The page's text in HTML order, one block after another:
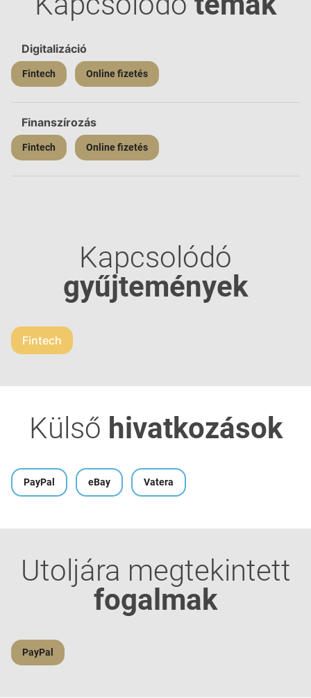
Digitalizáció
Fintech Online fizetés
Finanszírozás
Fintech Online fizetés
Kapcsolódó
gyűjtemények
Fintech
Külső hivatkozások
PayPal eBay Vatera
Utoljára megtekintett
fogalmak
PayPal